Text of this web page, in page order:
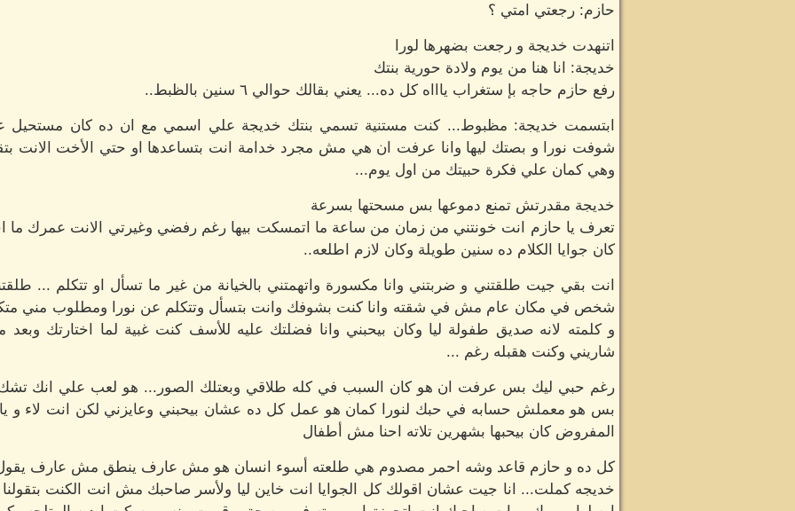
حازم: رجعتي امتي ؟
اتنهدت خديجة و رجعت بضهرها لورا
خديجة: انا هنا من يوم ولادة حورية بنتك
رفع حازم حاجه بإ ستغراب ياااه كل ده... يعني بقالك حوالي ٦ سنين بالظبط..
ابتسمت خديجة: مظبوط... كنت مستنية تسمي بنتك خديجة علي اسمي مع ان ده كان مستحيل
شوفت نورا و بصتك ليها وانا عرفت ان هي مش مجرد خدامة انت بتساعدها او حتي الأخت الانت
وهي كمان علي فكرة حبيتك من اول يوم...
خديجة مقدرتش تمنع دموعها بس مسحتها بسرعة
تعرف يا حازم انت خونتني من زمان من ساعة ما اتمسكت بيها رغم رفضي وغيرتي الانت عمرك ما
كان جوايا الكلام ده سنين طويلة وكان لازم اطلعه..
انت بقي جيت طلقتني و ضربتني وانا مكسورة واتهمتني بالخيانة من غير ما تسأل او تتكلم ...
شخص في مكان عام مش في شقته وانا كنت بشوفك وانت بتسأل وتتكلم عن نورا ومطلوب مني
و كلمته لانه صديق طفولة ليا وكان بيحبني وانا فضلتك عليه للأسف كنت غبية لما اختارتك
شاريني وكنت هقبله رغم ...
رغم حبي ليك بس عرفت ان هو كان السبب في كله طلاقي وبعتلك الصور... هو لعب علي انك
بس هو معملش حسابه في حبك لنورا كمان هو عمل كل ده عشان بيحبني وعايزني لكن انت لاء و
المفروض كان بيحبها بشهرين تلاته احنا مش أطفال
كل ده و حازم قاعد وشه احمر مصدوم هي طلعته أسوء انسان هو مش عارف ينطق مش عارف يقول
خديجه كملت... انا جيت عشان اقولك كل الجوايا انت خاين ليا ولأسر صاحبك مش انت الكنت